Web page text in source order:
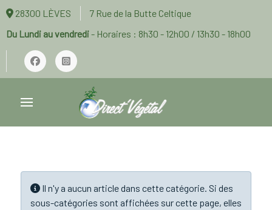
28300 LÈVES
7 Rue de la Butte Celtique
Du Lundi au vendredi- Horaires : 8h30 - 12h00 / 13h30 - 18h00
Info
Il n'y a aucun article dans cette catégorie. Si des
sous-catégories sont affichées sur cette page, elles